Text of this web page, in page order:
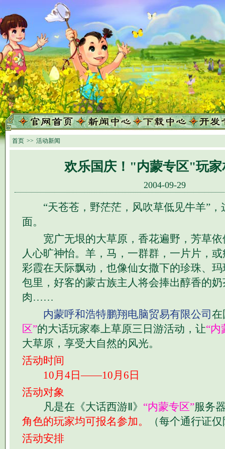
首页 >> 活动新闻
欢乐国庆！"内蒙专区"玩家
2004-09-29
“天苍苍，野茫茫，风吹草低见牛羊”，
面。
宽广无垠的大草原，香花遍野，芳草依
人心旷神怡。羊，马，一群群，一片片，
彩霞在天际飘动，也像仙女撒下的珍珠、
包里，好客的蒙古族主人将会捧出醇香的
肉……
内蒙呼和浩特鹏翔电脑贸易有限公司 在
区”的大话玩家奉上草原三日游活动，让“内
大草原，享受大自然的风光。
活动时间
10月4日——10月6日
活动对象
凡是在《大话西游Ⅱ》 “内蒙专区”服务
角色的玩家均可报名参加。
（每个通行证
活动安排